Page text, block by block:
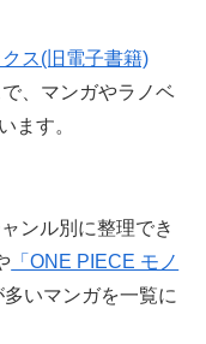
ス(旧電子書籍)
、マンガやラノベ
ます。
ンル別に整理でき
「ONE PIECE モノ
いマンガを一覧に